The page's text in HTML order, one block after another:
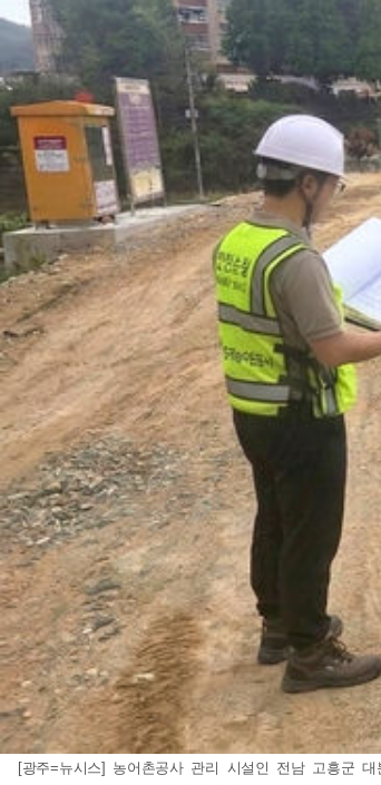
[광주=뉴시스] 농어촌공사 관리 시설인 전남 고흥군